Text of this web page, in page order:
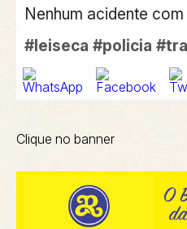
Nenhum acidente
#leiseca #policia
Clique no banner